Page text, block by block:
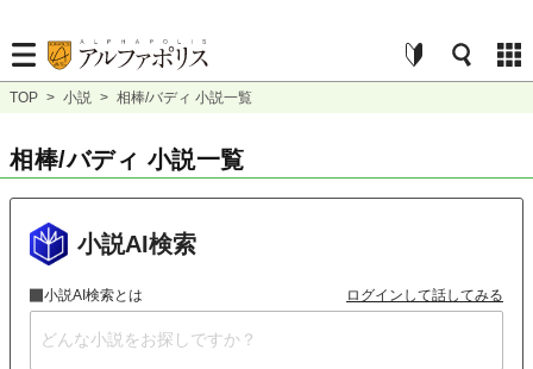
TOP > 小説 > 相棒/バディ 小説一覧
相棒/バディ 小説一覧
小説AI検索
小説AI検索とは ログインして話してみる